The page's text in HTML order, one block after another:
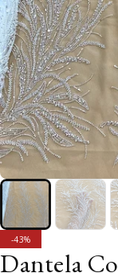
ELADÁS
-43%
Dantela